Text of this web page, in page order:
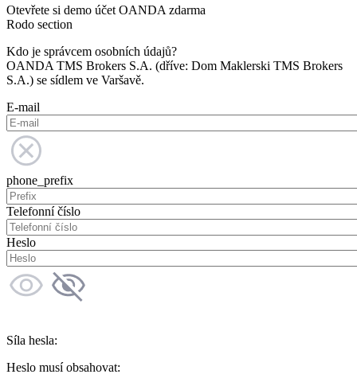
Otevřete si demo účet OANDA zdarma
Rodo section
Kdo je správcem osobních údajů?
OANDA TMS Brokers S.A. (dříve: Dom Maklerski TMS Brokers
S.A.) se sídlem ve Varšavě.
E-mail
phone_prefix
Telefonní číslo
Heslo
Síla hesla:
Heslo musí obsahovat: